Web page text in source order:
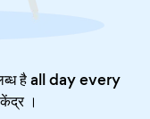
है all day every
।